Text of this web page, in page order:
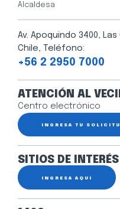
Alcaldesa
Av. Apoquindo 3400,
Chile, Teléfono:
+56 2 2950 7000
ATENCIÓN AL
Centro electrónico
INGRESA TU
SITIOS DE INTERÉS
INGRESA AQUÍ